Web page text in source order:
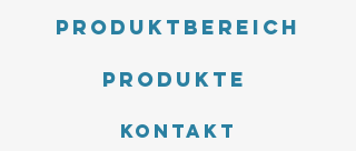
Produktbereich
Produkte
Kontakt